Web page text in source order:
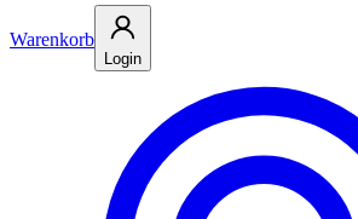
Warenkorb
Login